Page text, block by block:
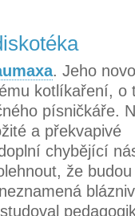
. Jeho
kotlíkaření, o
písničkáře.
a překvapivé
chybějící
že